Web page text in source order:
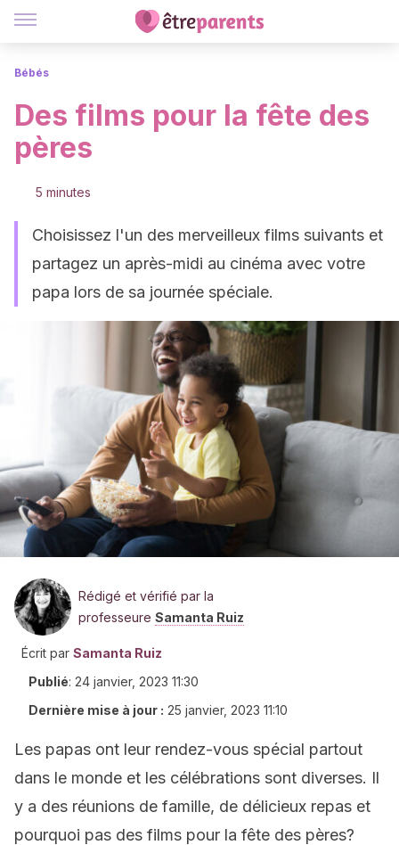
Bébés
Des films pour la fête des
pères
5 minutes
Choisissez l'un des merveilleux films suivants et
partagez un après-midi au cinéma avec votre
papa lors de sa journée spéciale.
Rédigé et vérifié par la
professeure Samanta Ruiz
Écrit par Samanta Ruiz
Publié: 24 janvier, 2023 11:30
Dernière mise à jour : 25 janvier, 2023 11:10
Les papas ont leur rendez-vous spécial partout
dans le monde et les célébrations sont diverses. Il
y a des réunions de famille, de délicieux repas et
pourquoi pas des films pour la fête des pères?